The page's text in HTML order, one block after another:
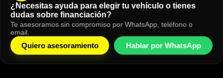
¿Necesitas ayuda para elegir tu vehículo o tienes
dudas sobre financiación?
Te asesoramos sin compromiso por WhatsApp, teléfono o
email.
Quiero asesoramiento Hablar por WhatsApp